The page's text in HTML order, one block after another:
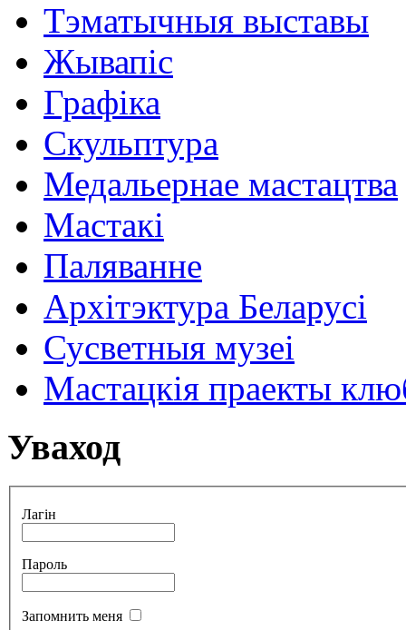
Тэматычныя выставы
Жывапіс
Графіка
Скульптура
Медальернае мастацтва
Мастакі
Паляванне
Архітэктура Беларусі
Сусветныя музеі
Мастацкія праекты
Уваход
Лагін
Пароль
Запомнить меня